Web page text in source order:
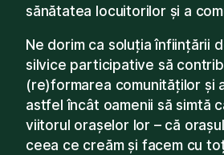
sănătatea locuitorilor și a
Ne dorim ca soluția înființării
silvice participative să
(re)formarea comunităților și
astfel încât oamenii să simtă
viitorul orașelor lor – că
ceea ce creăm și facem cu